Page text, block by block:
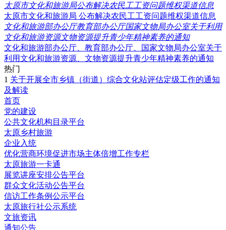
太原市文化和旅游局公布解决农民工工资问题维权渠道信息
太原市文化和旅游局 公布解决农民工工资问题维权渠道信息
文化和旅游部办公厅教育部办公厅国家文物局办公室关于利用
文化和旅游资源文物资源提升青少年精神素养的通知
文化和旅游部办公厅、教育部办公厅、国家文物局办公室关于
利用文化和旅游资源、文物资源提升青少年精神素养的通知
热门
1 关于开展全市乡镇（街道）综合文化站评估定级工作的通知
及解读
首页
党的建设
公共文化机构目录平台
太原乡村旅游
企业入统
优化营商环境促进市场主体倍增工作专栏
太原旅游一卡通
展览讲座安排公告平台
群众文化活动公告平台
信访工作条例公示平台
太原旅行社公示系统
文旅资讯
通知公告